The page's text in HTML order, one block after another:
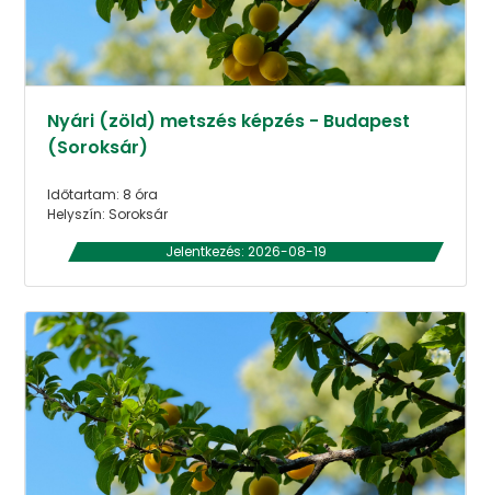
Nyári (zöld) metszés képzés - Budapest
(Soroksár)
Időtartam: 8 óra
Helyszín: Soroksár
Jelentkezés: 2026-08-19